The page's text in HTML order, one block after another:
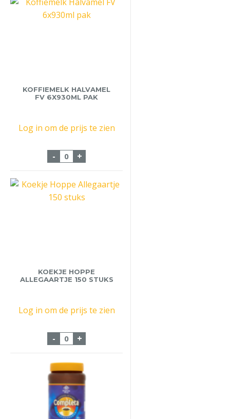
KOFFIEMELK HALVAMEL
FV 6X930ML PAK
Log in om de prijs te zien
- Koffiemelk Halvamel FV 6x930ml pak
+
KOEKJE HOPPE
ALLEGAARTJE 150 STUKS
Log in om de prijs te zien
- Koekje Hoppe Allegaartje 150 stuks
+